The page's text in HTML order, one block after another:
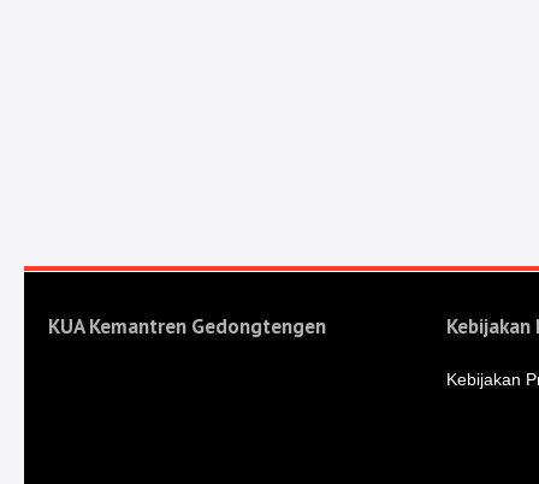
KUA Kemantren Gedongtengen Kebijakan
Kebijakan